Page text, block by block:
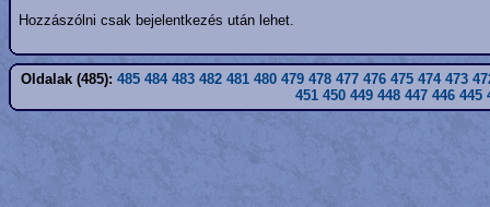
Hozzászólni csak bejelentkezés után lehet.
Oldalak (485): 485 484 483 482 481 480 479 478 477 476 475 474 473
451 450 449 448 447 446 445